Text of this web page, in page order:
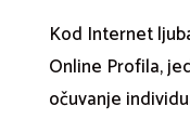
Kod Internet
Online Profila,
očuvanje